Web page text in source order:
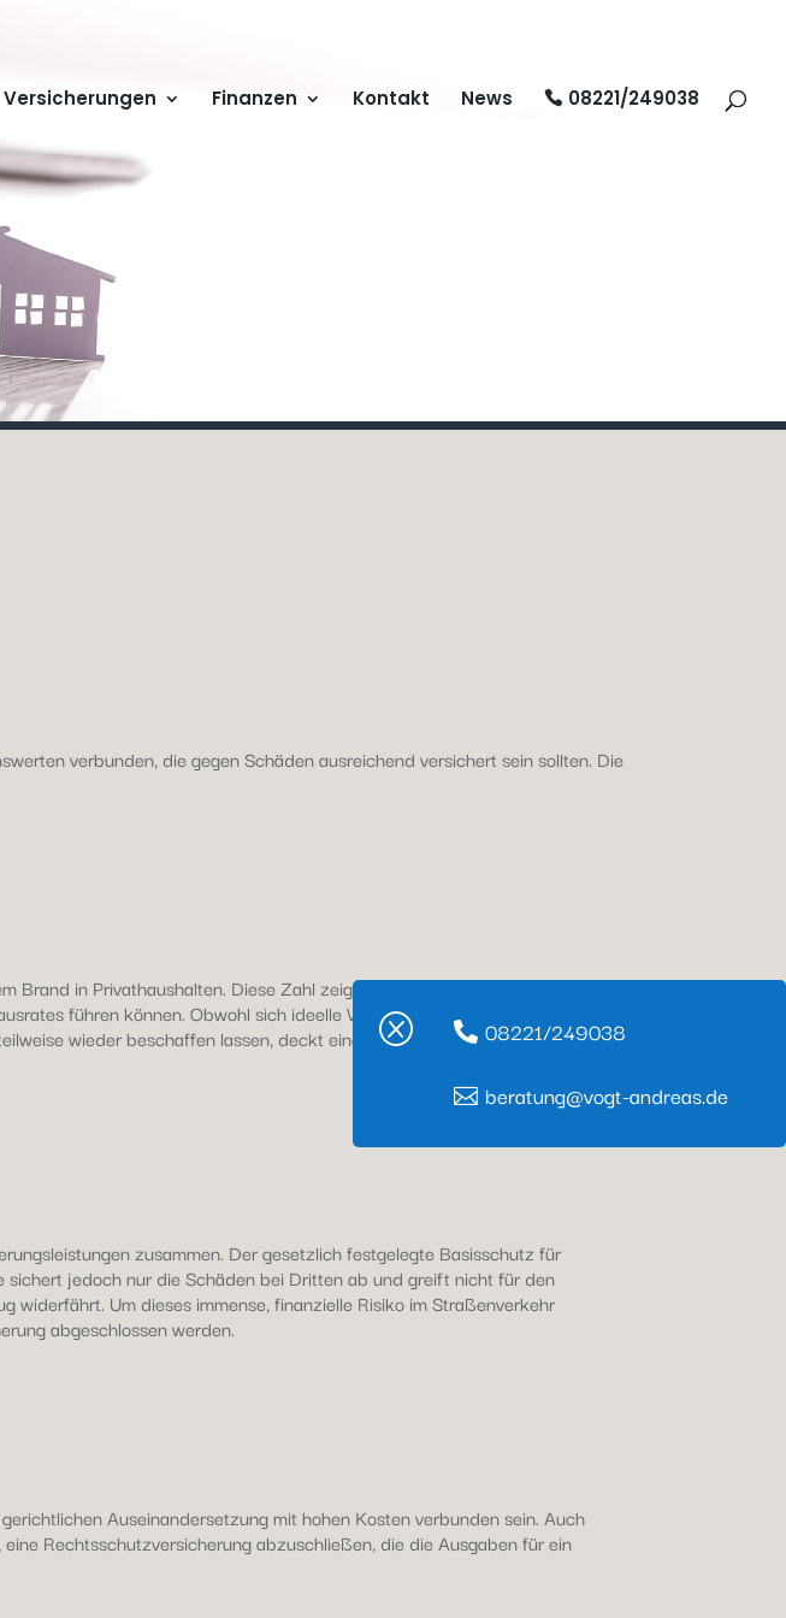
Versicherungen Finanzen Kontakt News 08221/249038
Q
08221/249038
beratung@vogt-andreas.de
verbunden, die gegen Schäden ausreichend versichert sein sollten. Die
Brand in Privathaushalten. Diese Zahl zeigt eines der Risiken, die zu
führen können. Obwohl sich ideelle Wertgegenstände, wie
wieder beschaffen lassen, deckt eine Hausratversicherung den
zusammen. Der gesetzlich festgelegte Basisschutz für
jedoch nur die Schäden bei Dritten ab und greift nicht für den
widerfährt. Um dieses immense, finanzielle Risiko im Straßenverkehr
abgeschlossen werden.
Auseinandersetzung mit hohen Kosten verbunden sein. Auch
Rechtsschutzversicherung abzuschließen, die die Ausgaben für ein